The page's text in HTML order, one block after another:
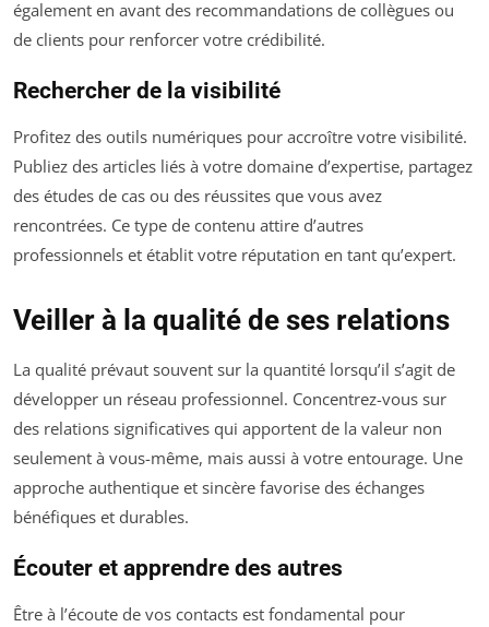
également en avant des recommandations de collègues ou
de clients pour renforcer votre crédibilité.
Rechercher de la visibilité
Profitez des outils numériques pour accroître votre visibilité.
Publiez des articles liés à votre domaine d’expertise, partagez
des études de cas ou des réussites que vous avez
rencontrées. Ce type de contenu attire d’autres
professionnels et établit votre réputation en tant qu’expert.
Veiller à la qualité de ses relations
La qualité prévaut souvent sur la quantité lorsqu’il s’agit de
développer un réseau professionnel. Concentrez-vous sur
des relations significatives qui apportent de la valeur non
seulement à vous-même, mais aussi à votre entourage. Une
approche authentique et sincère favorise des échanges
bénéfiques et durables.
Écouter et apprendre des autres
Être à l’écoute de vos contacts est fondamental pour